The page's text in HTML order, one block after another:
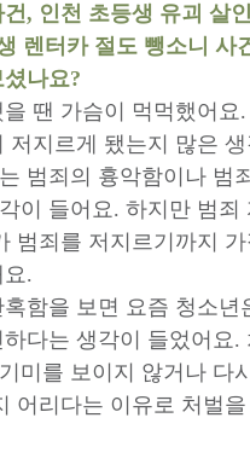
, 인천 초등생 유괴 살
렌터카 절도 뺑소니 사
나요?
땐 가슴이 먹먹했어요
저지르게 됐는지 많은
범죄의 흉악함이나 범
이 들어요. 하지만 범죄
범죄를 저지르기까지
.
함을 보면 요즘 청소년
다는 생각이 들었어요.
미를 보이지 않거나 다
어리다는 이유로 처벌